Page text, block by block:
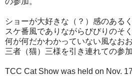
ショーが大好きな（？）感のあるく
スケ番風でありながらびびりのそく
何が何だかわかっていない風なお
三者（猫）三様を引き連れての参加
TCC Cat Show was held on Nov.